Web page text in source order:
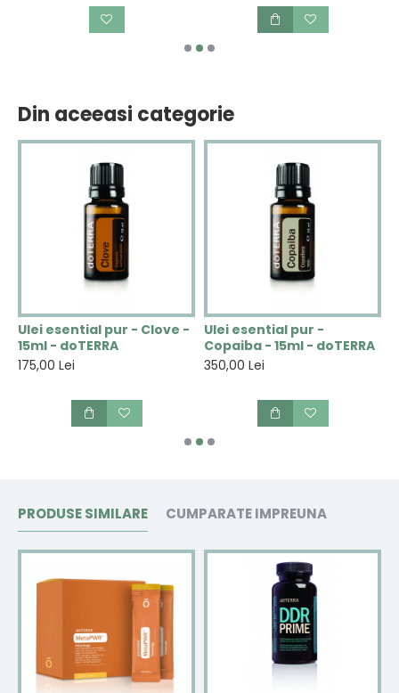
Din aceeasi categorie
Ulei esential pur - Clove -
15ml - doTERRA
175,00 Lei
Ulei esential pur -
Copaiba - 15ml - doTERRA
350,00 Lei
PRODUSE SIMILARE CUMPARATE IMPREUNA